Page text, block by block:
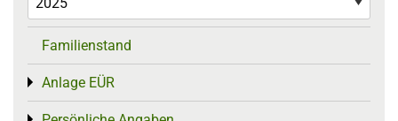
Familienstand
Anlage EÜR
Toggle menu